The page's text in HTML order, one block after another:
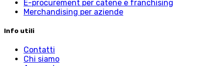
E-procurement per catene e franchising
Merchandising per aziende
Info utili
Contatti
Chi siamo